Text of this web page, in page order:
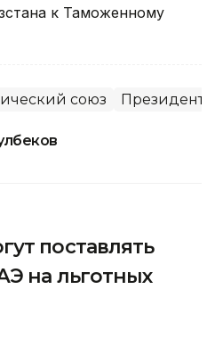
к Таможенному
союз Президент
поставлять
на льготных